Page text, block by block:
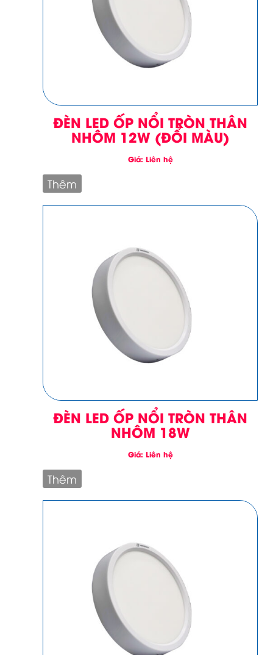
ĐÈN LED ỐP NỔI TRÒN THÂN
NHÔM 12W (ĐỔI MÀU)
Giá: Liên hệ
Thêm
ĐÈN LED ỐP NỔI TRÒN THÂN
NHÔM 18W
Giá: Liên hệ
Thêm